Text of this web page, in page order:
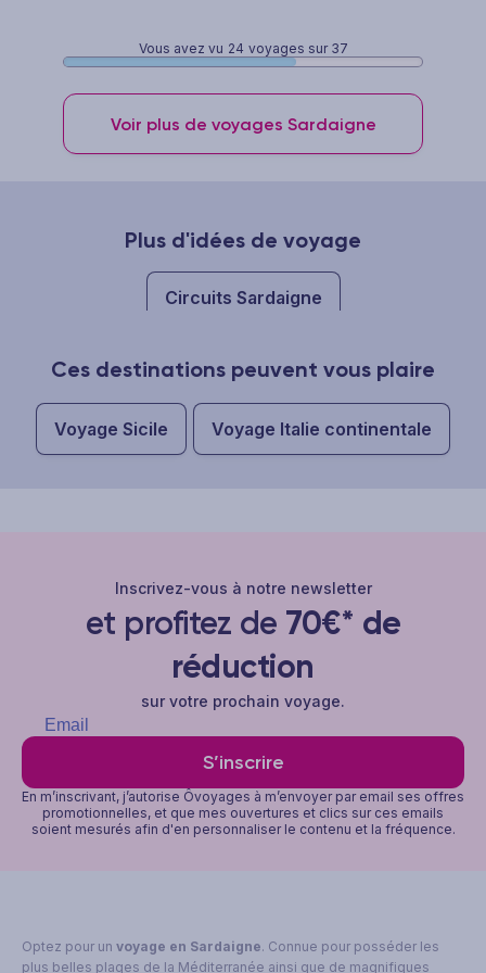
Vous avez vu 24 voyages sur 37
Voir plus de voyages Sardaigne
Plus d'idées de voyage
Circuits Sardaigne
Ces destinations peuvent vous plaire
Voyage Sicile Voyage Italie continentale
Inscrivez-vous à notre newsletter
et profitez de 70€* de
réduction
sur votre prochain voyage.
S’inscrire
En m’inscrivant, j’autorise Ôvoyages à m’envoyer par email ses offres
promotionnelles, et que mes ouvertures et clics sur ces emails
soient mesurés afin d'en personnaliser le contenu et la fréquence.
Optez pour un voyage en Sardaigne. Connue pour posséder les
plus belles plages de la Méditerranée ainsi que de magnifiques